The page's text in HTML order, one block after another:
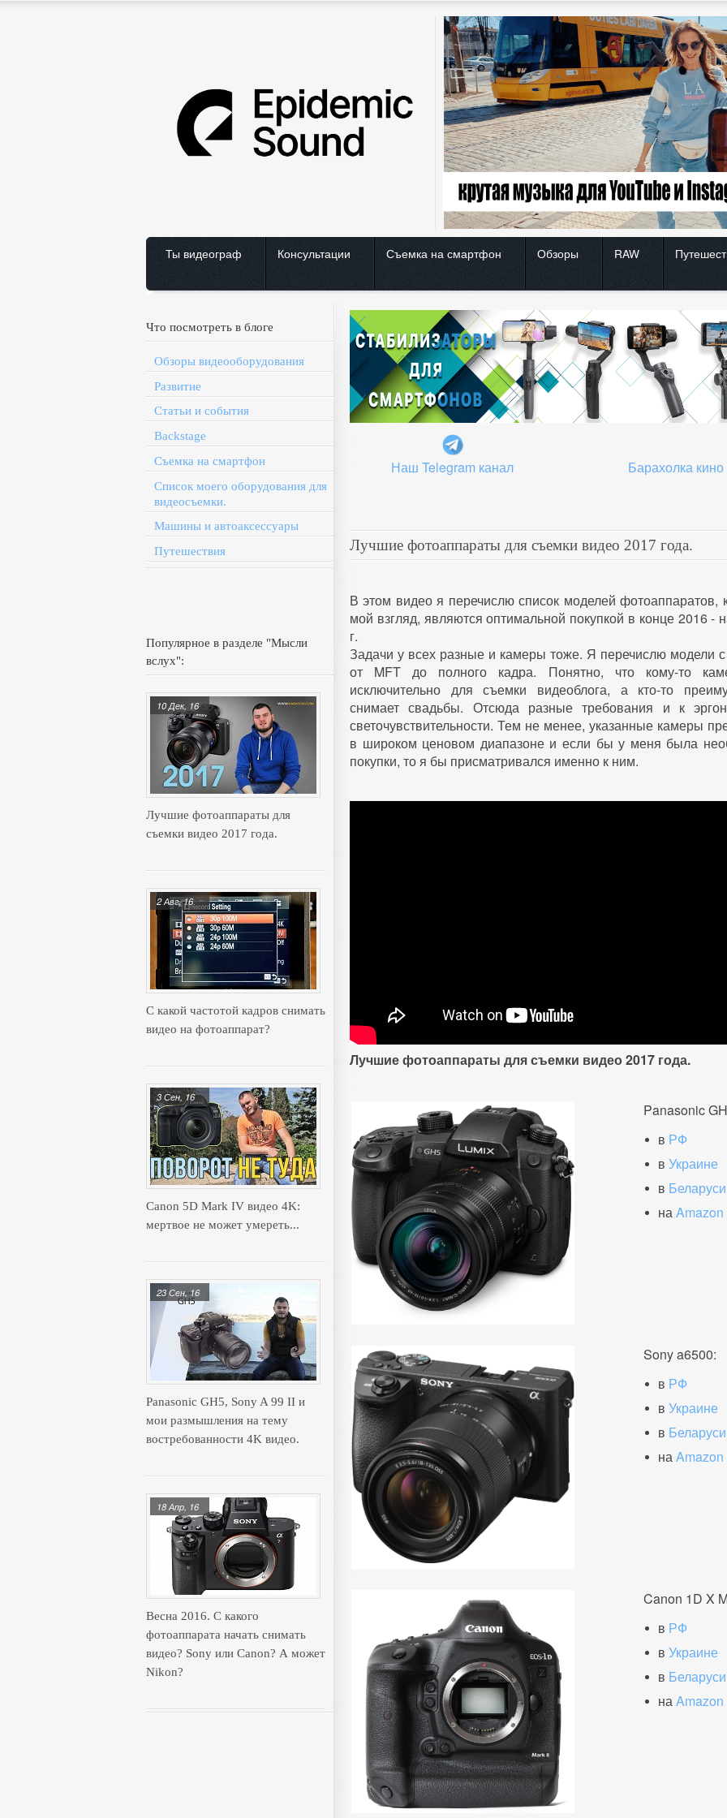
Ты видеограф Консультации Съемка на смартфон Обзоры RAW
Что посмотреть в блоге
Обзоры видеооборудования
Развитие
Статьи и события
Backstage
Съемка на смартфон
Список моего оборудования для
видеосъемки.
Машины и автоаксессуары
Путешествия
Популярное в разделе "Мысли
вслух":
Лучшие фотоаппараты для
съемки видео 2017 года.
10 Дек, 16
С какой частотой кадров снимать
видео на фотоаппарат?
2 Авг, 16
Canon 5D Mark IV видео 4K:
мертвое не может умереть...
3 Сен, 16
Panasonic GH5, Sony A 99 II и
мои размышления на тему
востребованности 4K видео.
23 Сен, 16
Весна 2016. С какого
фотоаппарата начать снимать
видео? Sony или Canon? А может
Nikon?
18 Апр, 16
Наш Telegram канал Барахолка
Лучшие фотоаппараты для съемки видео 2017 года.
В этом видео я перечислю список моделей фотоаппаратов,
мой взгляд, являются оптимальной покупкой в конце 2016 -
г.
Задачи у всех разные и камеры тоже. Я перечислю модели
от MFT до полного кадра. Понятно, что кому-то
исключительно для съемки видеоблога, а кто-то
снимает свадьбы. Отсюда разные требования и к
светочувствительности. Тем не менее, указанные камеры
в широком ценовом диапазоне и если бы у меня была
покупки, то я бы присматривался именно к ним.
Лучшие фотоаппараты для съемки видео 2017 года.
Panasonic
в РФ
в Украине
в Беларуси
на Amazon
Sony a6500:
в РФ
в Украине
в Беларуси
на Amazon
Canon 1D X
в РФ
в Украине
в Беларуси
на Amazon